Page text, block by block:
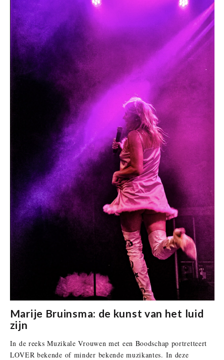
Marije Bruinsma: de kunst van het luid
zijn
In de reeks Muzikale Vrouwen met een Boodschap portretteert
LOVER bekende of minder bekende muzikantes. In deze